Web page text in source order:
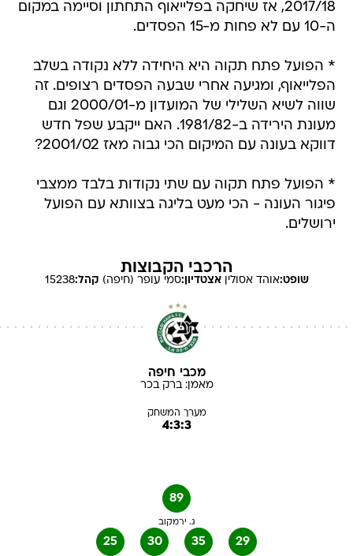
2017/18, אז שיחקה בפלייאוף התחתון וסיימה במקום
ה-10 עם לא פחות מ-15 הפסדים.
* הפועל פתח תקוה היא היחידה ללא נקודה בשלב
הפלייאוף, ומגיעה אחרי שבעה הפסדים רצופים. זה
שווה לשיא השלילי של המועדון מ-2000/01 וגם
מעונת הירידה ב-1981/82. האם ייקבע שפל חדש
דווקא בעונה עם המיקום הכי גבוה מאז 2001/02?
* הפועל פתח תקוה עם שתי נקודות בלבד ממצבי
פיגור העונה - הכי מעט בליגה בצוותא עם הפועל
ירושלים.
הרכבי הקבוצות
שופט:אוהד אסולין אצטדיון:סמי עופר (חיפה) קהל:15238
מכבי חיפה
מאמן:ברק בכר
מערך המשחק
4:3:3
89
ג. ירמקוב
25 30 35 29